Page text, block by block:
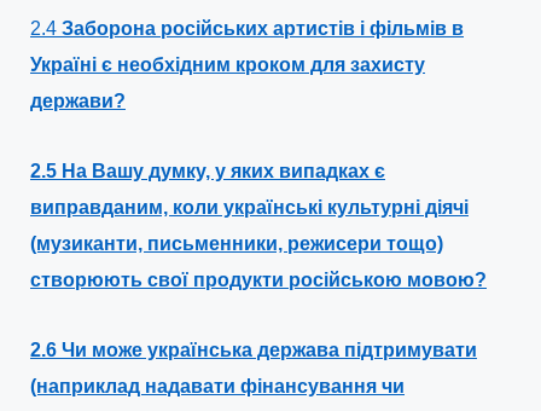
2.4 Заборона російських артистів і фільмів в
Україні є необхідним кроком для захисту
держави?
2.5 На Вашу думку, у яких випадках є
виправданим, коли українські культурні діячі
(музиканти, письменники, режисери тощо)
створюють свої продукти російською мовою?
2.6 Чи може українська держава підтримувати
(наприклад надавати фінансування чи